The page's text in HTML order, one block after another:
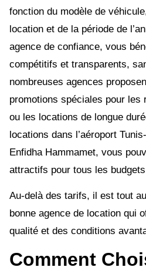
fonction du modèle de
location et de la période de
agence de confiance, vous
compétitifs et transparents,
nombreuses agences
promotions spéciales pour les
ou les locations de longue
locations dans l’aéroport
Enfidha Hammamet, vous
attractifs pour tous les
Au-delà des tarifs, il est tout
bonne agence de location qui
qualité et des conditions
Comment